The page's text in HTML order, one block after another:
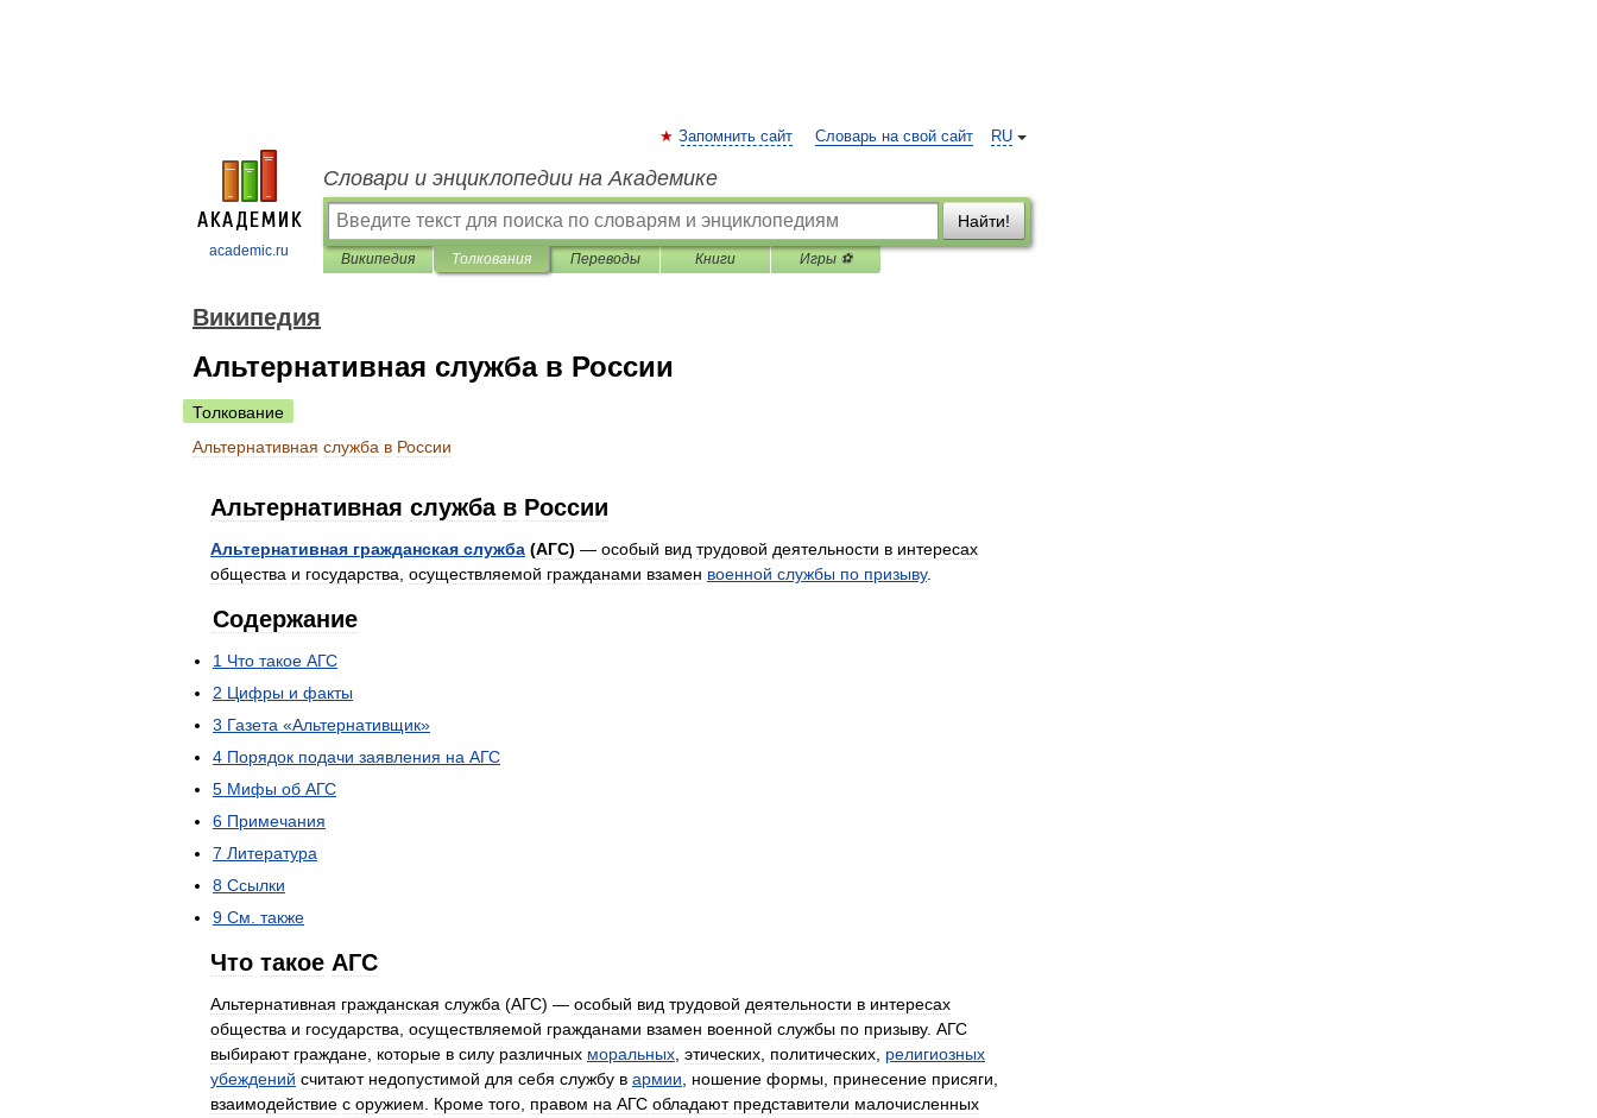
academic.ru
RU
Запомнить сайт Словарь на свой сайт
Словари и энциклопедии на Академике
Найти!
Википедия Толкования Переводы Книги Игры ⚽
Википедия
Альтернативная служба в России
Толкование
Альтернативная служба в России
Альтернативная служба в России
Альтернативная гражданская служба (АГС) — особый вид трудовой деятельности в интересах
общества и государства осуществляемой гражданами взамен военной службы по призыву.
Содержание
1 Что такое АГС
2 Цифры и факты
3 Газета «Альтернативщик»
4 Порядок подачи заявления на АГС
5 Мифы об АГС
6 Примечания
7 Литература
8 Ссылки
9 См также
Что такое АГС
Альтернативная гражданская служба (АГС) — особый вид трудовой деятельности в интересах
общества и государства осуществляемой гражданами взамен военной службы по призыву. АГС
выбирают граждане которые в силу различных моральных этических политических религиозных
убеждений считают недопустимой для себя службу в армии ношение формы принесение присяги
взаимодействие с оружием Кроме того правом на АГС обладают представители малочисленных